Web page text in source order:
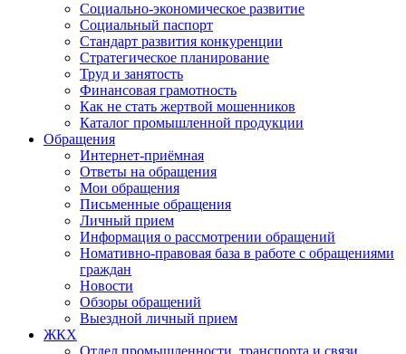
Социально-экономическое развитие
Социальный паспорт
Стандарт развития конкуренции
Стратегическое планирование
Труд и занятость
Финансовая грамотность
Как не стать жертвой мошенников
Каталог промышленной продукции
Обращения
Интернет-приёмная
Ответы на обращения
Мои обращения
Письменные обращения
Личный прием
Информация о рассмотрении обращений
Номативно-правовая база в работе с обращениями
граждан
Новости
Обзоры обращений
Выездной личный прием
ЖКХ
Отдел промышленности, транспорта и связи